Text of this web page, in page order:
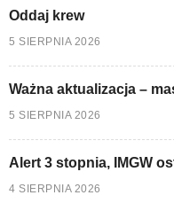
Oddaj krew
5 SIERPNIA 2026
Ważna aktualizacja –
5 SIERPNIA 2026
Alert 3 stopnia, IMGW
4 SIERPNIA 2026